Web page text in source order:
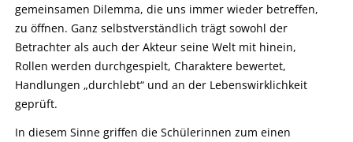
gemeinsamen Dilemma, die uns immer wieder betreffen,
zu öffnen. Ganz selbstverständlich trägt sowohl der
Betrachter als auch der Akteur seine Welt mit hinein,
Rollen werden durchgespielt, Charaktere bewertet,
Handlungen „durchlebt“ und an der Lebenswirklichkeit
geprüft.
In diesem Sinne griffen die Schülerinnen zum einen